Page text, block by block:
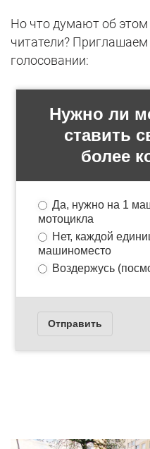
Но что думают об
читатели?
голосовании: